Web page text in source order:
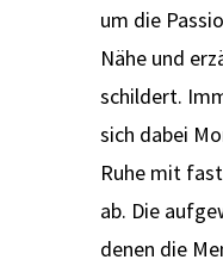
um die
Nähe und
schildert.
sich dabei
Ruhe mit
ab. Die
denen die